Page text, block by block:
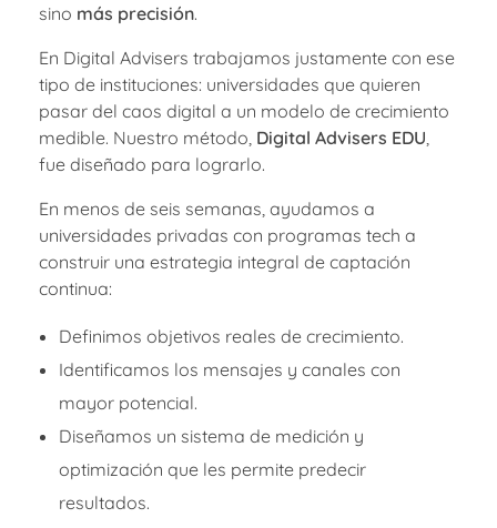
sino más precisión.
En Digital Advisers trabajamos justamente con ese
tipo de instituciones: universidades que quieren
pasar del caos digital a un modelo de crecimiento
medible. Nuestro método, Digital Advisers EDU,
fue diseñado para lograrlo.
En menos de seis semanas, ayudamos a
universidades privadas con programas tech a
construir una estrategia integral de captación
continua:
Definimos objetivos reales de crecimiento.
Identificamos los mensajes y canales con
mayor potencial.
Diseñamos un sistema de medición y
optimización que les permite predecir
resultados.